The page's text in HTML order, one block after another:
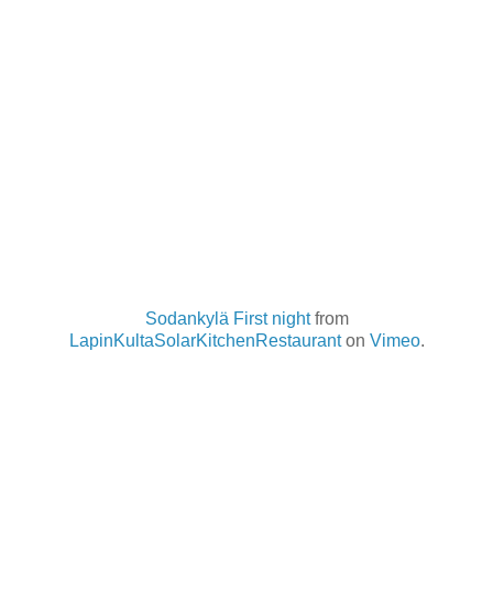
Sodankylä First nightfrom
LapinKultaSolarKitchenRestauranton Vimeo.